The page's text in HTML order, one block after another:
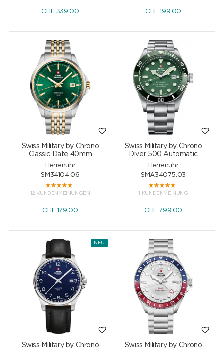
CHF339.00 CHF199.00
Swiss Military by Chrono
Classic Date 40mm
Herrenuhr
SM34104.06
12 KUNDENMEINUNGEN
CHF179.00
Swiss Military by Chrono
Diver 500 Automatic
Herrenuhr
SMA34075.03
1 KUNDENMEINUNG
CHF799.00
NEU
Swiss Military by Chrono Swiss Military by Chrono